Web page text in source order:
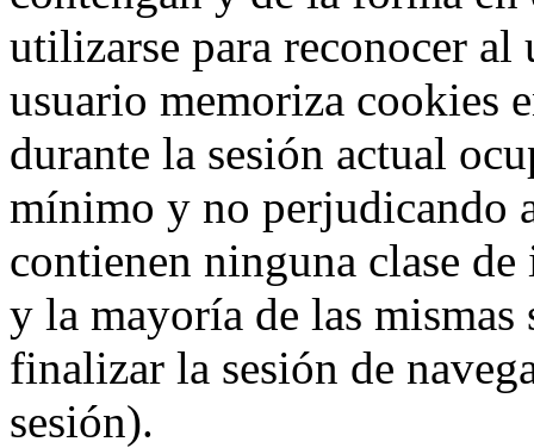
utilizarse para reconocer
usuario memoriza cookies
durante la sesión actual
mínimo y no perjudicando
contienen ninguna clase
y la mayoría de las
finalizar la sesión de
sesión).